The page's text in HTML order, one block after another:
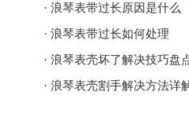
· 浪琴表带过长原因是什么
· 浪琴表带过长如何处理
· 浪琴表壳坏了解决技巧盘
· 浪琴表壳割手解决方法详